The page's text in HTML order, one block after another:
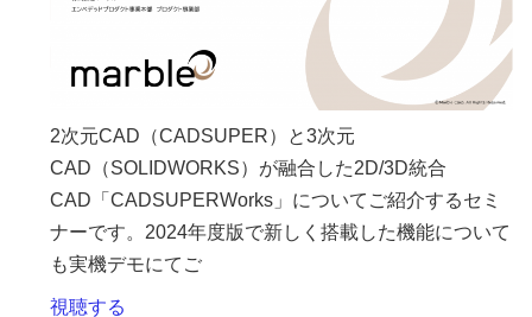
2次元CAD（CADSUPER）と3次元
CAD（SOLIDWORKS）が融合した2D/3D統合
CAD「CADSUPERWorks」についてご紹介するセミ
ナーです。2024年度版で新しく搭載した機能について
も実機デモにてご
視聴する